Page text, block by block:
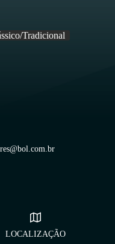
Tradicional
LOCALIZAÇÃO